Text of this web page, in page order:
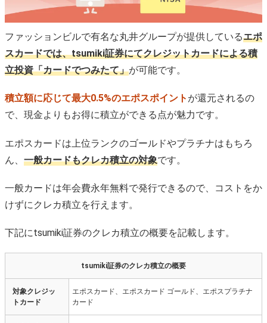
クレカ積立額がボーナスポイントの対象になる
tsumiki証券のクレカ積立のデメリット
積立5年目でようやく最大還元率の0.5%になる
クレカ積立で選べる銘柄の選択肢が少ない
選べる銘柄の信託報酬がやや高め
tsumiki証券のクレカ積立におすすめのエポスカードは
どれ？
1位：エポスカード
2位：エポスゴールドカード
tsumiki証券のクレカ積立のスケジュール・積立日は？
tsumiki証券のクレカ積立に関するよくある質問
れだけ貯まる？
tsumiki証券ではエポスファミリーゴールドでクレカ積立
はできる？
tsumiki証券でクレカ積立をした場合、手数料はどれだけ
かかる？
ファッションビルで有名な丸井グループが提供しているエポ
スカードでは、tsumiki証券にてクレジットカードによる積
立投資「カードでつみたて」が可能です。
積立額に応じて最大0.5%のエポスポイント が還元されるの
で、現金よりもお得に積立ができる点が魅力です。
エポスカードは上位ランクのゴールドやプラチナはもちろ
ん、 一般カードもクレカ積立の対象です。
一般カードは年会費永年無料で発行できるので、コストをか
けずにクレカ積立を行えます。
下記にtsumiki証券のクレカ積立の概要を記載します。
tsumiki証券のクレカ積立の概要
対象クレジッ
トカード
エポスカード、エポスカード ゴールド、エポスプラチナ
カード